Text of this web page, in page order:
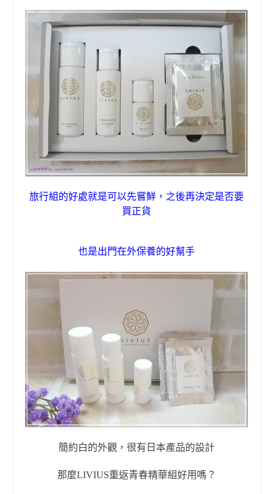
旅行組的好處就是可以先嘗鮮 ， 之後再決定是否要
買正貨
也是出門在外保養的好幫手
簡約白的外觀 ， 很有日本產品的設計
那麼LIVIUS重返青春精華組好用嗎？